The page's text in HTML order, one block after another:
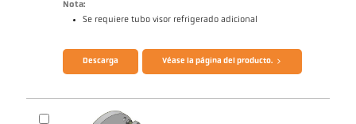
Nota:
Se requiere tubo visor refrigerado adicional
Folleto CellaTemp PA Cuestionario Pirómetros de radiación
Descarga Véase la página del producto.